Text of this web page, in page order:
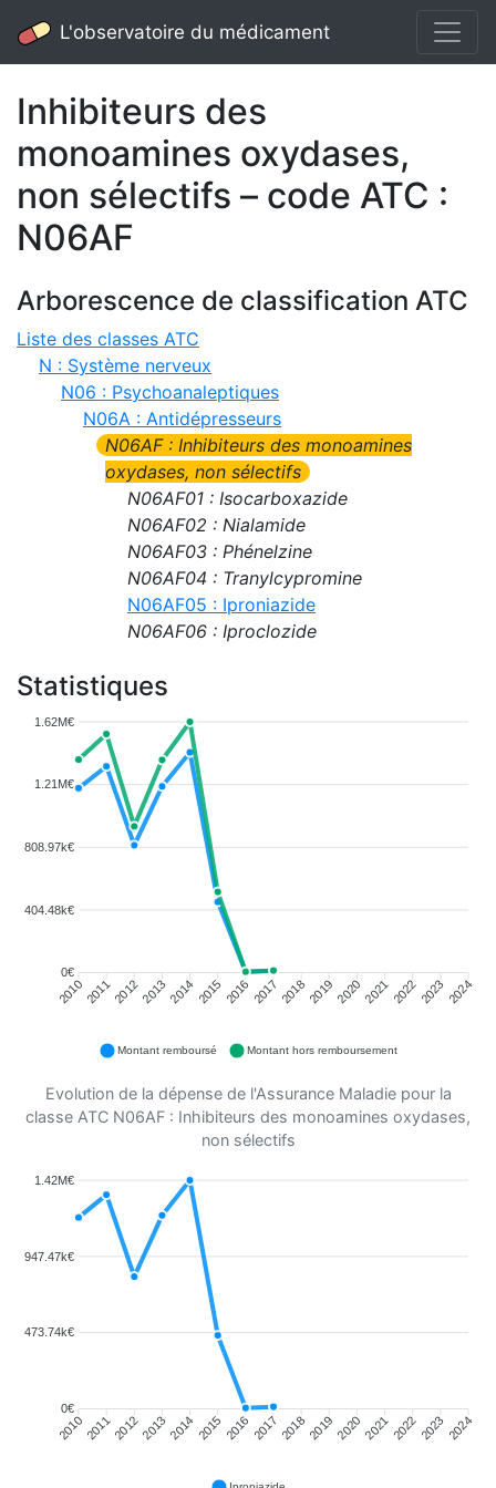
L'observatoire du médicament
Inhibiteurs des
monoamines oxydases,
non sélectifs – code ATC :
N06AF
Arborescence de classification ATC
Liste des classes ATC
N : Système nerveux
N06 : Psychoanaleptiques
N06A : Antidépresseurs
N06AF : Inhibiteurs des monoamines
oxydases, non sélectifs
N06AF01 : Isocarboxazide
N06AF02 : Nialamide
N06AF03 : Phénelzine
N06AF04 : Tranylcypromine
N06AF05 : Iproniazide
N06AF06 : Iproclozide
Statistiques
1.62M€
1.21M€
808.97k€
404.48k€
0€
201020112012201320142015 2016 2017 201820192020202120222023 2024
Montant remboursé Montant hors remboursement
Evolution de la dépense de l'Assurance Maladie pour la
classe ATC N06AF : Inhibiteurs des monoamines oxydases,
non sélectifs
1.42M€
947.47k€
473.74k€
0€
201020112012201320142015 2016 2017 201820192020202120222023 2024